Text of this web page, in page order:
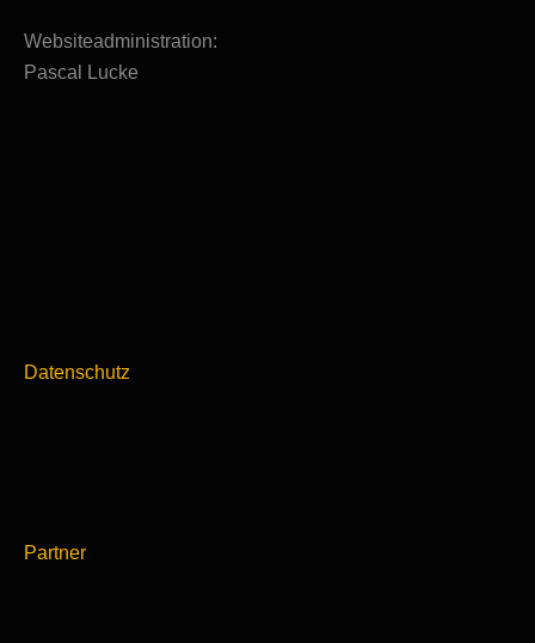
Websiteadministration:
Pascal Lucke
Datenschutz
Partner